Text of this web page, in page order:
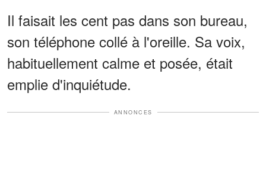
Il faisait les cent pas dans son bureau,
son téléphone collé à l'oreille. Sa voix,
habituellement calme et posée, était
emplie d'inquiétude.
ANNONCES